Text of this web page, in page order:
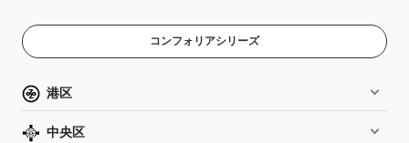
コンフォリアシリーズ
港区
中央区